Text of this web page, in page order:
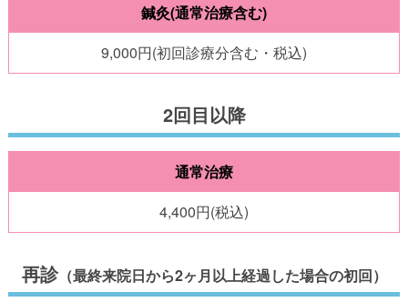
鍼灸(通常治療含む)
9,000円(初回診療分含む・税込)
2回目以降
通常治療
4,400円(税込)
再診（最終来院日から2ヶ月以上経過した場合の初回）